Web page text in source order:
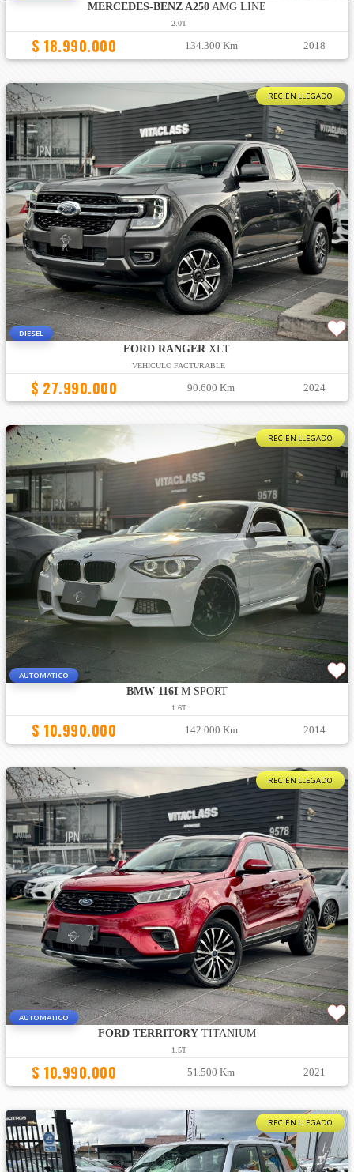
MERCEDES-BENZ A250AMG LINE
2.0T
$ 18.990.000 134.300 Km 2018
RECIÉN LLEGADO
DIESEL
FORD RANGER XLT
VEHICULO FACTURABLE
$ 27.990.000 90.600 Km 2024
RECIÉN LLEGADO
AUTOMATICO
BMW 116IM SPORT
1.6T
$ 10.990.000 142.000 Km 2014
RECIÉN LLEGADO
AUTOMATICO
FORD TERRITORYTITANIUM
1.5T
$ 10.990.000 51.500 Km 2021
RECIÉN LLEGADO